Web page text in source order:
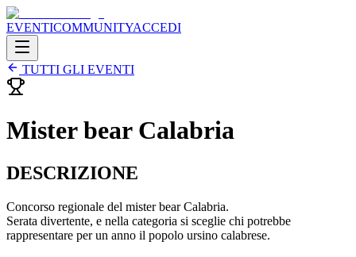
EVENTICOMMUNITYACCEDI
TUTTI GLI EVENTI
Mister bear Calabria
DESCRIZIONE
Concorso regionale del mister bear Calabria.
Serata divertente, e nella categoria si sceglie chi potrebbe
rappresentare per un anno il popolo ursino calabrese.